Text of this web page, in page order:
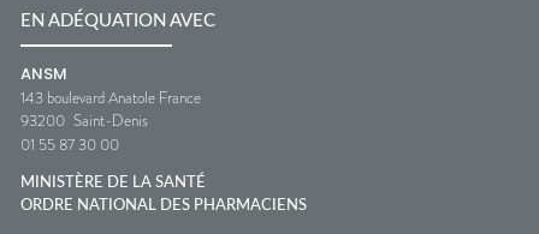
EN ADÉQUATION AVEC
ANSM
143 boulevard Anatole France
93200 Saint-Denis
01 55 87 30 00
MINISTÈRE DE LA SANTÉ
ORDRE NATIONAL DES PHARMACIENS